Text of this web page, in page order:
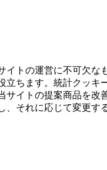
トの運営に不可欠な
ちます。統計クッ
イトの提案商品を改
それに応じて変更す